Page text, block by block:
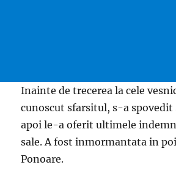
Inainte de trecerea la cele
cunoscut sfarsitul, s-a
apoi le-a oferit ultimele
sale. A fost inmormantata in
Ponoare.